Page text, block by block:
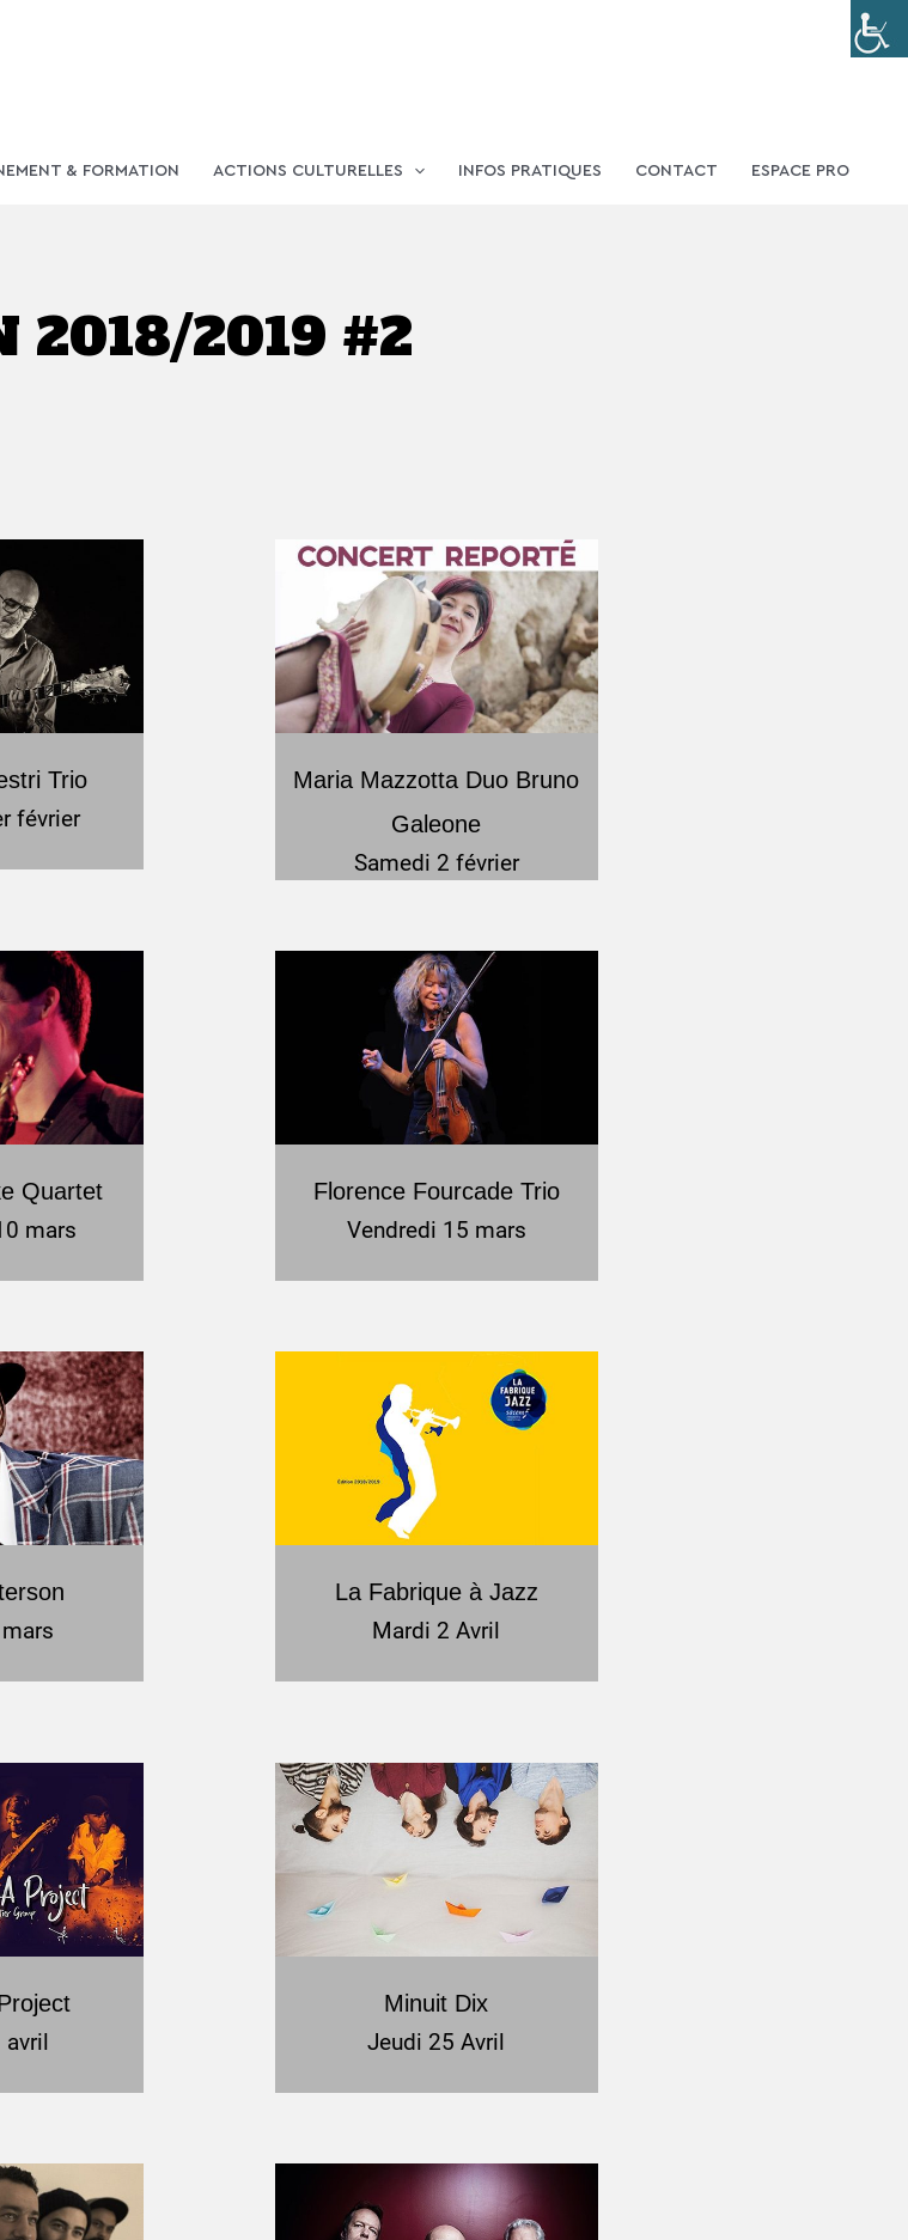
& FORMATION ACTIONS CULTURELLES INFOS PRATIQUES CONTACT ESPACE PRO
2018/2019 #2
Trio
février
Maria Mazzotta Duo Bruno
Galeone
Samedi 2 février
Quartet
mars
Florence Fourcade Trio
Vendredi 15 mars
La Fabrique à Jazz
Mardi 2 Avril
avril
Minuit Dix
Jeudi 25 Avril